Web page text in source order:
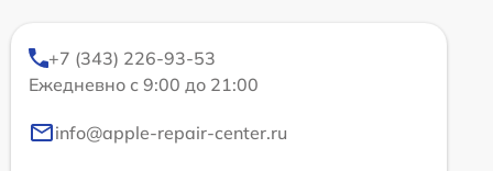
+7 (343) 226-93-53
Ежедневно с 9:00 до 21:00
info@apple-repair-center.ru